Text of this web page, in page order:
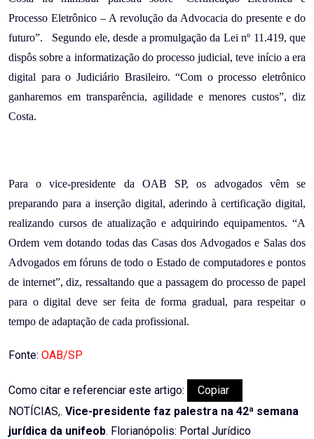
Processo Eletrônico – A revolução da Advocacia do presente e do
futuro”. Segundo ele, desde a promulgação da Lei nº 11.419, que
dispôs sobre a informatização do processo judicial, teve início a era
digital para o Judiciário Brasileiro. “Com o processo eletrônico
ganharemos em transparência, agilidade e menores custos”, diz
Costa.
Para o vice-presidente da OAB SP, os advogados vêm se
preparando para a inserção digital, aderindo à certificação digital,
realizando cursos de atualização e adquirindo equipamentos. “A
Ordem vem dotando todas das Casas dos Advogados e Salas dos
Advogados em fóruns de todo o Estado de computadores e pontos
de internet”, diz, ressaltando que a passagem do processo de papel
para o digital deve ser feita de forma gradual, para respeitar o
tempo de adaptação de cada profissional.
Fonte: OAB/SP
Como citar e referenciar este artigo:
Copiar
NOTÍCIAS,. Vice-presidente faz palestra na 42ª semana
jurídica da unifeob. Florianópolis: Portal Jurídico